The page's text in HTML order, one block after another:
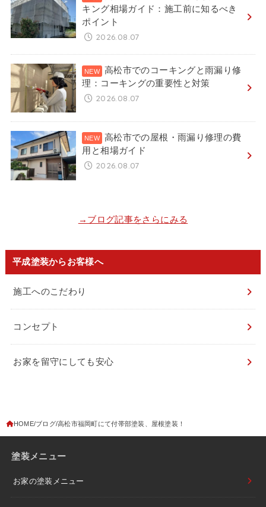
キング相場ガイド：施工前に知るべき
ポイント
2026.08.07
高松市でのコーキングと雨漏り修
理：コーキングの重要性と対策
2026.08.07
高松市での屋根・雨漏り修理の費
用と相場ガイド
2026.08.07
→ブログ記事をさらにみる
平成塗装からお客様へ
施工へのこだわり
コンセプト
お家を留守にしても安心
HOME ブログ 高松市福岡町にて付帯部塗装、屋根塗装！
塗装メニュー
お家の塗装メニュー